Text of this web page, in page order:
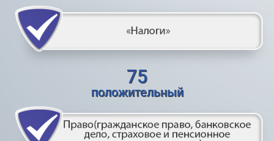
75
положительный